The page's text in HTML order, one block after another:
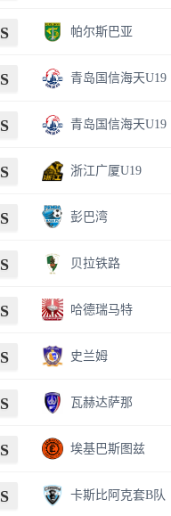
S 帕尔斯巴亚
S 青岛国信海天U19
S 青岛国信海天U19
S 浙江广厦U19
S 彭巴湾
S 贝拉铁路
S 哈德瑞马特
S 史兰姆
S 瓦赫达萨那
S 埃基巴斯图兹
S 卡斯比阿克套B队